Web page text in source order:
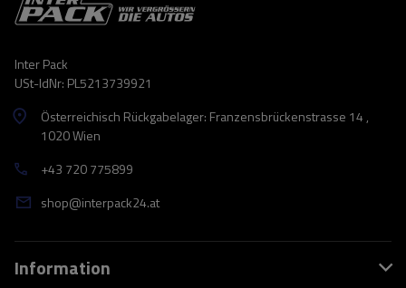
Inter Pack
USt-IdNr: PL5213739921
Österreichisch Rückgabelager: Franzensbrückenstrasse 14 ,
1020 Wien
+43 720 775899
shop@interpack24.at
Information